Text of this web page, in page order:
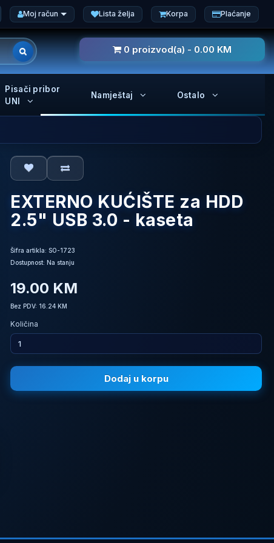
Moj račun Lista želja Korpa Plaćanje
0 proizvod(a) - 0.00 KM
Pisači pribor
UNI
Namještaj Ostalo
EXTERNO KUĆIŠTE za HDD
2.5" USB 3.0 - kaseta
Šifra artikla: SO-1723
Dostupnost: Na stanju
19.00 KM
Bez PDV: 16.24 KM
Količina
Dodaj u korpu